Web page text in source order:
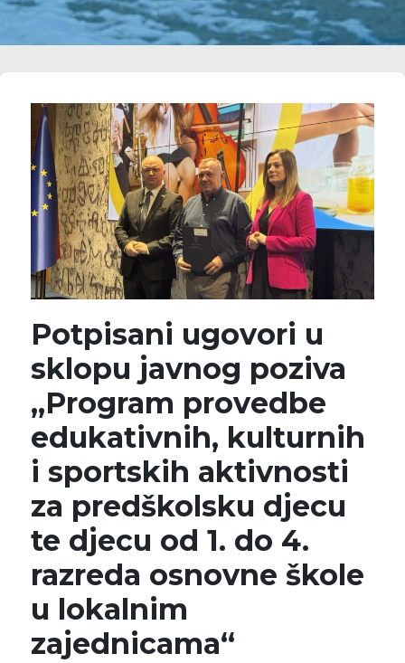
Potpisani ugovori u
sklopu javnog poziva
„Program provedbe
edukativnih, kulturnih
i sportskih aktivnosti
za predškolsku djecu
te djecu od 1. do 4.
razreda osnovne škole
u lokalnim
zajednicama“